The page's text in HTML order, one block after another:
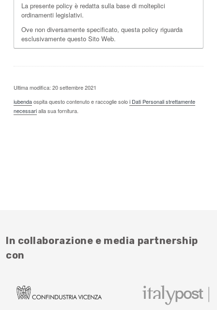
La presente policy è redatta sulla base di molteplici
ordinamenti legislativi.
Ove non diversamente specificato, questa policy riguarda
esclusivamente questo Sito Web.
Ultima modifica: 20 settembre 2021
iubendaospita questo contenuto e raccoglie soloi Dati Personali strettamente
necessarialla sua fornitura.
In collaborazione e media partnership
con